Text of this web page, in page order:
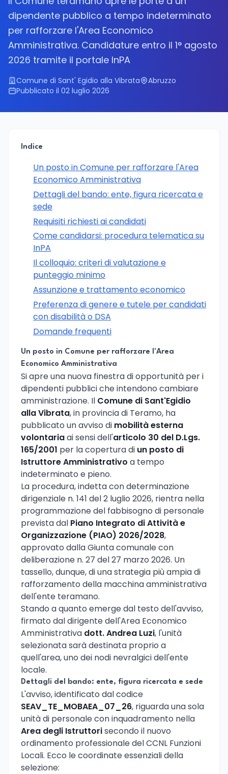
dipendente pubblico a tempo indeterminato
per rafforzare l'Area Economico
Amministrativa. Candidature entro il 1° agosto
2026 tramite il portale InPA
Comune di Sant' Egidio alla Vibrata
Abruzzo
Pubblicato il 02 luglio 2026
Indice
Un posto in Comune per rafforzare l'Area
Economico Amministrativa
Dettagli del bando: ente, figura ricercata e
sede
Requisiti richiesti ai candidati
Come candidarsi: procedura telematica su
InPA
Il colloquio: criteri di valutazione e
punteggio minimo
Assunzione e trattamento economico
Preferenza di genere e tutele per candidati
con disabilità o DSA
Domande frequenti
Un posto in Comune per rafforzare l'Area
Economico Amministrativa
Si apre una nuova finestra di opportunità per i
dipendenti pubblici che intendono cambiare
amministrazione. Il Comune di Sant'Egidio
alla Vibrata, in provincia di Teramo, ha
pubblicato un avviso di mobilità esterna
volontariaai sensi dell'articolo 30 del D.Lgs.
165/2001 per la copertura di un posto di
Istruttore Amministrativo a tempo
indeterminato e pieno.
La procedura, indetta con determinazione
dirigenziale n. 141 del 2 luglio 2026, rientra nella
programmazione del fabbisogno di personale
prevista dal Piano Integrato di Attività e
Organizzazione (PIAO) 2026/2028,
approvato dalla Giunta comunale con
deliberazione n. 27 del 27 marzo 2026. Un
tassello, dunque, di una strategia più ampia di
rafforzamento della macchina amministrativa
dell'ente teramano.
Stando a quanto emerge dal testo dell'avviso,
firmato dal dirigente dell'Area Economico
Amministrativa dott. Andrea Luzi, l'unità
selezionata sarà destinata proprio a
quell'area, uno dei nodi nevralgici dell'ente
locale.
Dettagli del bando: ente, figura ricercata e sede
L'avviso, identificato dal codice
SEAV_TE_MOBAEA_07_26, riguarda una sola
unità di personale con inquadramento nella
Area degli Istruttorisecondo il nuovo
ordinamento professionale del CCNL Funzioni
Locali. Ecco le coordinate essenziali della
selezione: